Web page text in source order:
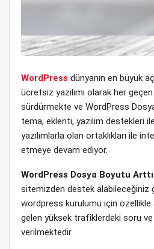
WordPress dünyanın en büyük
ücretsiz yazılımı olarak her
sürdürmekte ve WordPress
tema, eklenti, yazılım destekleri
yazılımlarla olan ortaklıkları ile
etmeye devam ediyor.
WordPress Dosya Boyutu
sitemizden destek alabileceğiniz
wordpress kurulumu için özellikle
gelen yüksek trafiklerdeki soru
verilmektedir.